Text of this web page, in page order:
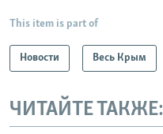
This item is part of
Новости Весь Крым
ЧИТАЙТЕ ТАКЖЕ: